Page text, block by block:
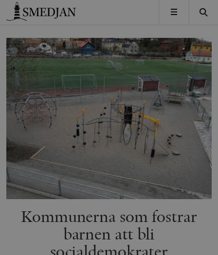
Timbro
MENY
Kommunerna som fostrar
barnen att bli